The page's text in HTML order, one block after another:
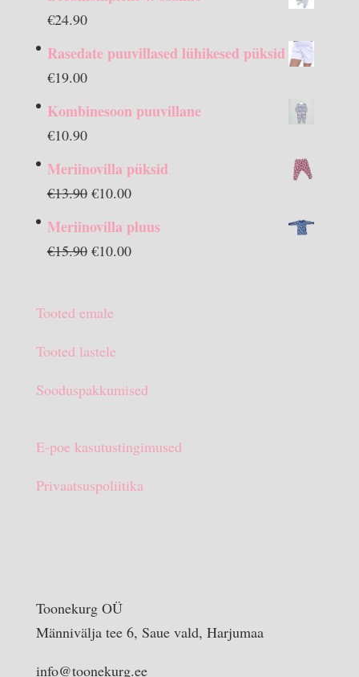
€24.90
Rasedate puuvillased lühikesed püksid
€19.00
Kombinesoon puuvillane
€10.90
Meriinovilla püksid
€13.90 Algne
€10.00Praegune
on:
Meriinovilla pluus
€15.90 Algne
€15.90.
€10.00Praegune
Tooted emale
Tooted lastele
Sooduspakkumised
E-poe kasutustingimused
Privaatsuspoliitika
Toonekurg OÜ
Männivälja tee 6, Saue vald, Harjumaa
info@toonekurg.ee